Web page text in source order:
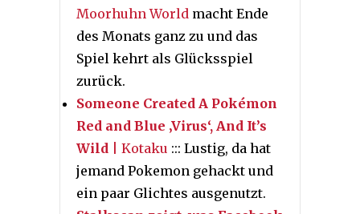
Moorhuhn World macht Ende
des Monats ganz zu und das
Spiel kehrt als Glücksspiel
zurück.
Someone Created A Pokémon
Red and Blue ‚Virus‘, And It’s
Wild | Kotaku ::: Lustig, da hat
jemand Pokemon gehackt und
ein paar Glichtes ausgenutzt.